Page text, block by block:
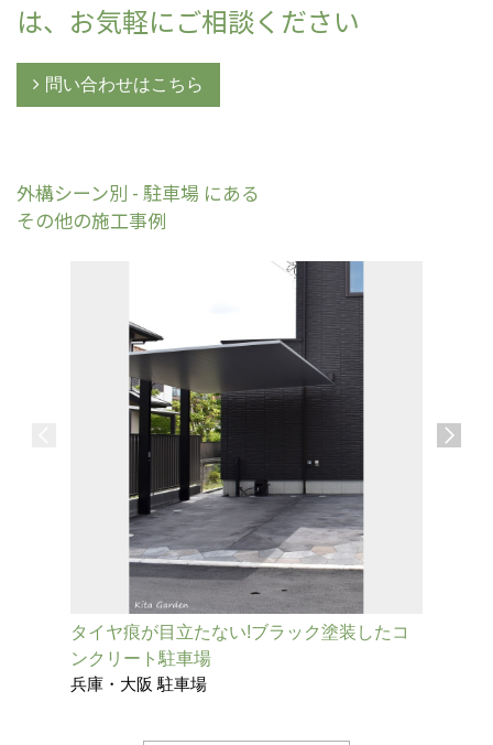
は、お気軽にご相談ください
問い合わせはこちら
外構シーン別 - 駐車場 にある
その他の施工事例
タイヤ痕が目立たない!ブラック塗装したコ
ンクリート駐車場
兵庫・大阪 駐車場